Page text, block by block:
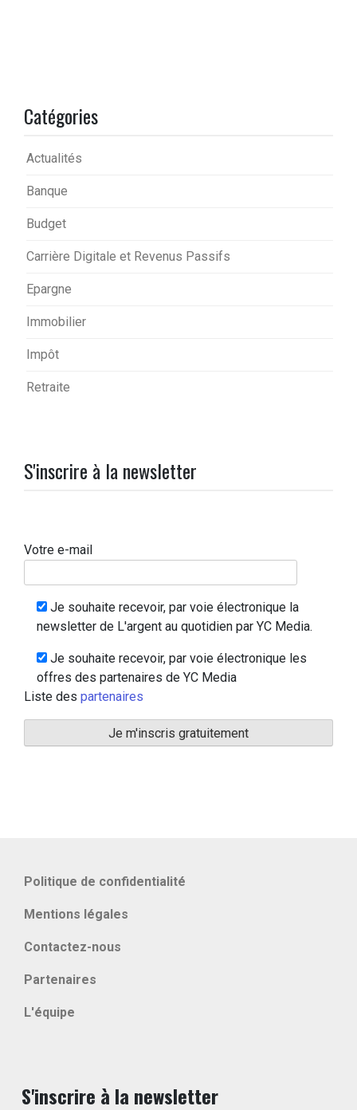
Catégories
Actualités
Banque
Budget
Carrière Digitale et Revenus Passifs
Epargne
Immobilier
Impôt
Retraite
S'inscrire à la newsletter
Votre e-mail
Je souhaite recevoir, par voie électronique la
newsletter de L'argent au quotidien par YC Media.
Je souhaite recevoir, par voie électronique les
offres des partenaires de YC Media
Liste des partenaires
Politique de confidentialité
Mentions légales
Contactez-nous
Partenaires
L'équipe
S'inscrire à la newsletter